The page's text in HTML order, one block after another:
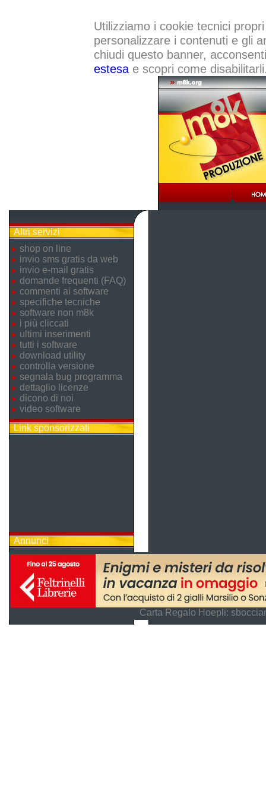
Utilizziamo i cookie tecnici
personalizzare i contenuti e gli
chiudi questo banner,
estesae scopri come
Altri servizi
shop on line
invio sms gratis da web
invio e-mail gratis
domande frequenti (FAQ)
commenti ai software
specifiche tecniche
software non m8k
i più cliccati
ultimi inserimenti
tutti i software
download utility
controlla versione
segnala bug programma
dettaglio licenze
dicono di noi
video software
Link sponsorizzati
Annunci
Carta Regalo Hoepli: